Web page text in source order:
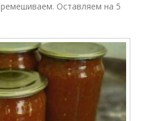
Оставляем на 5